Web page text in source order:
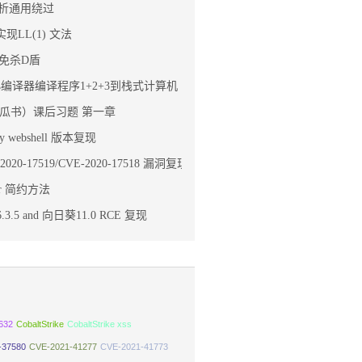
通用绕过
现LL(1) 文法
杀D盾
译器编译程序1+2+3到栈式计算机
书）课后习题 第一章
webshell 版本复现
17519/CVE-2020-17518 漏洞复现
简约方法
and 向日葵11.0 RCE 复现
CobaltStrike CobaltStrike xss
CVE-2021-41277 CVE-2021-41773